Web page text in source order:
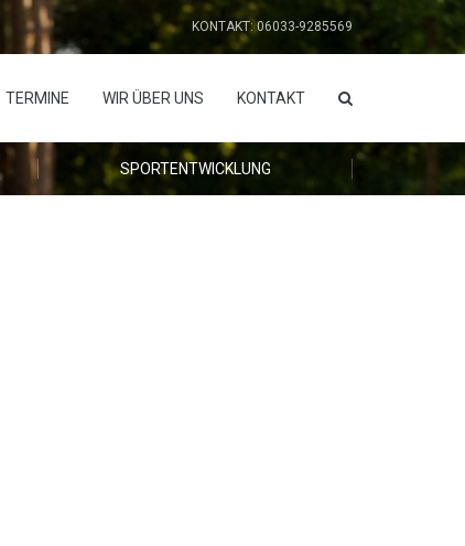
KONTAKT: 06033-9285569
TERMINE WIR ÜBER UNS KONTAKT
SPORTENTWICKLUNG